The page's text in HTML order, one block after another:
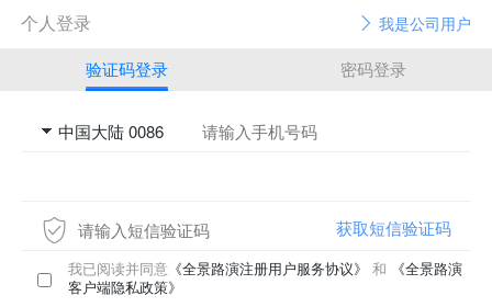
个人登录 我是公司用户
验证码登录 密码登录
获取短信验证码
我已阅读并同意 《全景路演注册用户服务协议》 和
《全景路演
客户端隐私政策》